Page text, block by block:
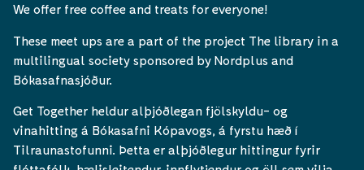
We offer free coffee and treats for everyone!
These meet ups are a part of the project The library in a
multilingual society sponsored by Nordplus and
Bókasafnasjóður.
Get Together heldur alþjóðlegan fjölskyldu- og
vinahitting á Bókasafni Kópavogs, á fyrstu hæð í
Tilraunastofunni. Þetta er alþjóðlegur hittingur fyrir